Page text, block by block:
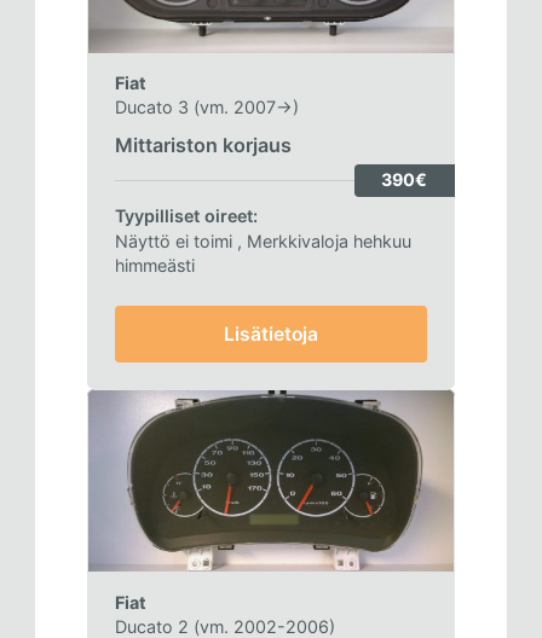
Fiat
Ducato 3 (vm. 2007->)
Mittariston korjaus
390€
Tyypilliset oireet:
Näyttö ei toimi , Merkkivaloja hehkuu
himmeästi
Lisätietoja
Fiat
Ducato 2 (vm. 2002-2006)